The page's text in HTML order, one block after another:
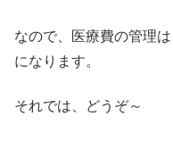
なので、医療費の管理
になります。
それでは、どうぞ～